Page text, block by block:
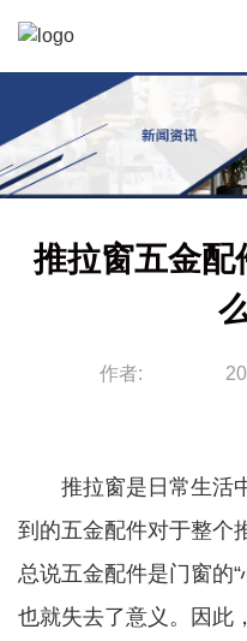
推拉窗五金配
作者:
推拉窗是日常生活中
到的五金配件对于整个
总说五金配件是门窗的
也就失去了意义。因此